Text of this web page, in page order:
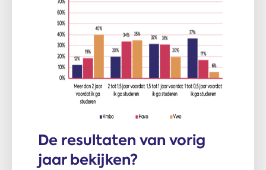
De resultaten van vorig
jaar bekijken?